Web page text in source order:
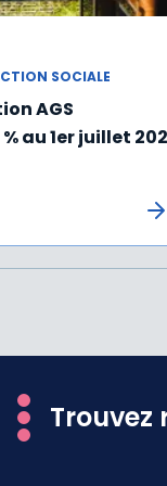
SOCIALE
AGS
au 1er juillet